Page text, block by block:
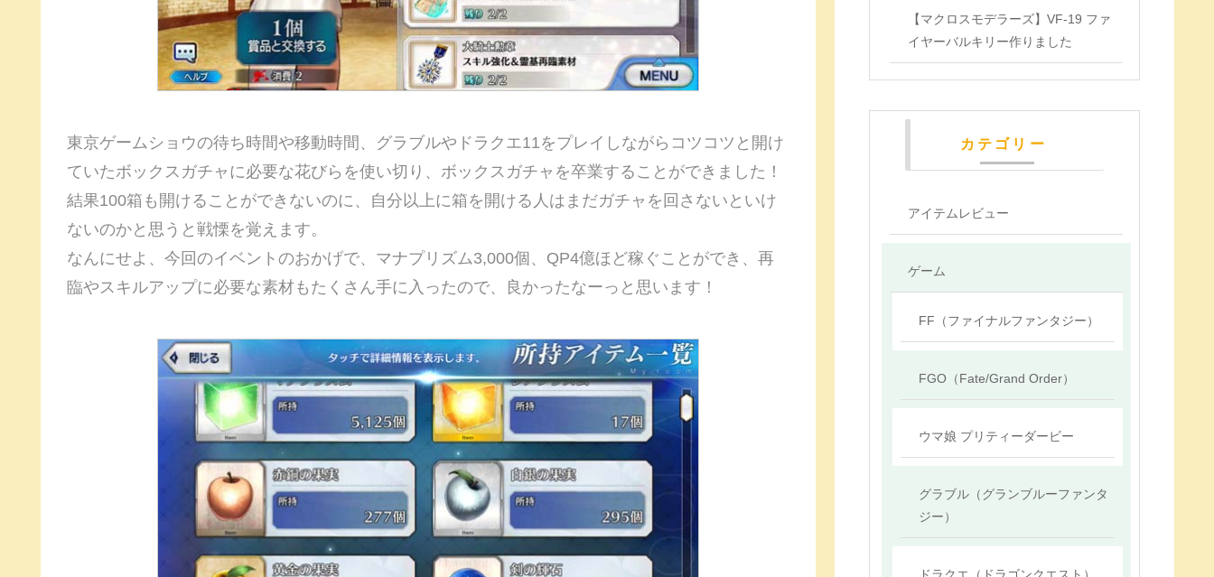
東京ゲームショウの待ち時間や移動時間、グラブルやドラクエ11をプレイしながらコツコツと開け
ていたボックスガチャに必要な花びらを使い切り、ボックスガチャを卒業することができました！
結果100箱も開けることができないのに、自分以上に箱を開ける人はまだガチャを回さないといけ
ないのかと思うと戦慄を覚えます。
なんにせよ、今回のイベントのおかげで、マナプリズム3,000個、QP4億ほど稼ぐことができ、再
臨やスキルアップに必要な素材もたくさん手に入ったので、良かったなーっと思います！
【マクロスモデラーズ】VF-19 ファ
イヤーバルキリー作りました
カテゴリー
アイテムレビュー
ゲーム
FF（ファイナルファンタジー）
FGO（Fate/Grand Order）
ウマ娘 プリティーダービー
グラブル（グランブルーファンタ
ジー）
ドラクエ（ドラゴンクエスト）